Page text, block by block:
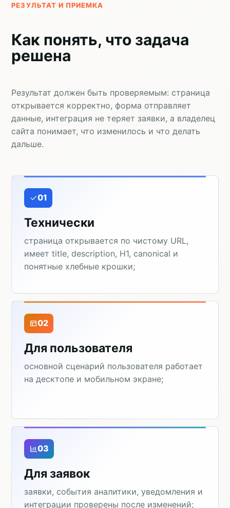
РЕЗУЛЬТАТ И ПРИЕМКА
Как понять, что задача
решена
Результат должен быть проверяемым: страница
открывается корректно, форма отправляет
данные, интеграция не теряет заявки, а владелец
сайта понимает, что изменилось и что делать
дальше.
01
Технически
страница открывается по чистому URL,
имеет title, description, H1, canonical и
понятные хлебные крошки;
02
Для пользователя
основной сценарий пользователя работает
на десктопе и мобильном экране;
03
Для заявок
заявки, события аналитики, уведомления и
интеграции проверены после изменений;